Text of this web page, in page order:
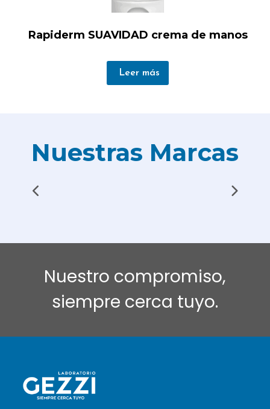
Rapiderm SUAVIDAD crema de manos
Leer más
Nuestras Marcas
Nuestro compromiso,
siempre cerca tuyo.